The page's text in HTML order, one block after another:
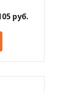
руб.